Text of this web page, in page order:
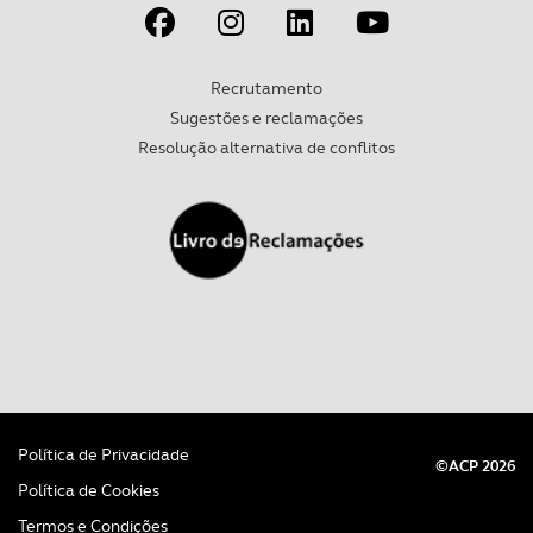
Recrutamento
Sugestões e reclamações
Resolução alternativa de conflitos
Política de Privacidade
Política de Cookies
Termos e Condições
©ACP 2026